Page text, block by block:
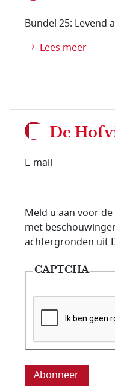
Bundel 25: Levend
Lees meer
De
E-mail
E-mailadres van de
Meld u aan voor
met
achtergronden uit
CAPTCHA
Deze vraag is